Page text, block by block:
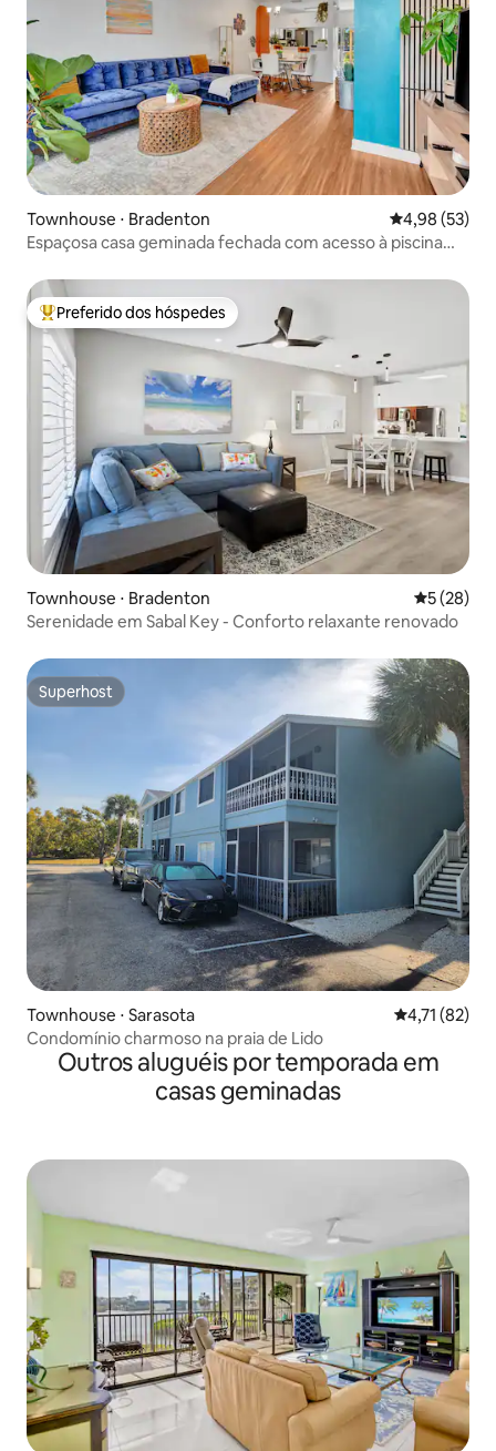
Townhouse ⋅ Bradenton 4,98 de uma
4,98 (53)
Espaçosa casa geminada fechada com acesso à piscina
Entre os melhores preferidos dos hóspedes
Preferido dos hóspedes
Townhouse ⋅ Bradenton 5 de uma
5 (28)
Serenidade em Sabal Key - Conforto relaxante renovado
Superhost
Superhost
Townhouse ⋅ Sarasota 4,71 de uma
4,71 (82)
Condomínio charmoso na praia de Lido
Outros aluguéis por temporada em
casas geminadas